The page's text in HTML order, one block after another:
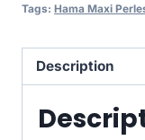
Tags: Hama Maxi
Description